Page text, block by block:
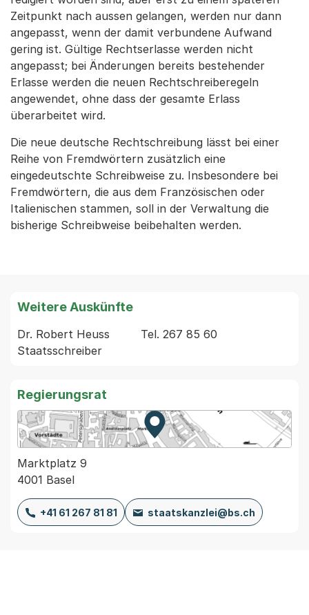
Zeitpunkt nach aussen gelangen, werden nur dann
angepasst, wenn der damit verbundene Aufwand
gering ist. Gültige Rechtserlasse werden nicht
angepasst; bei Änderungen bereits bestehender
Erlasse werden die neuen Rechtschreiberegeln
angewendet, ohne dass der gesamte Erlass
überarbeitet wird.
Die neue deutsche Rechtschreibung lässt bei einer
Reihe von Fremdwörtern zusätzlich eine
eingedeutschte Schreibweise zu. Insbesondere bei
Fremdwörtern, die aus dem Französischen oder
Italienischen stammen, soll in der Verwaltung die
bisherige Schreibweise beibehalten werden.
Weitere Auskünfte
Dr. Robert Heuss         Tel. 267 85 60
Regierungsrat
Zur Karte von MapBS.
Externer Link, wird in einem
Marktplatz 9
4001 Basel
+41 61 267 81 81 staatskanzlei@bs.ch